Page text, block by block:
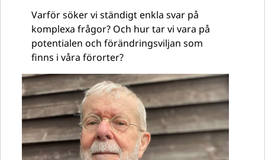
Varför söker vi ständigt enkla svar på
komplexa frågor? Och hur tar vi vara på
potentialen och förändringsviljan som
finns i våra förorter?